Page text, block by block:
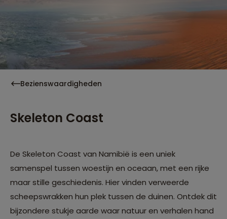
Bezienswaardigheden
Skeleton Coast
De Skeleton Coast van Namibië is een uniek
samenspel tussen woestijn en oceaan, met een rijke
maar stille geschiedenis. Hier vinden verweerde
scheepswrakken hun plek tussen de duinen. Ontdek dit
bijzondere stukje aarde waar natuur en verhalen hand